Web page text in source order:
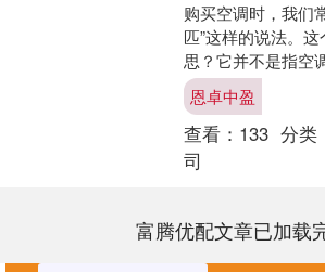
购买空调时，我们
匹”这样的说法。
思？它并不是指空
衡量空调制冷能力
单来说，匹数越....
恩卓中盈
查看： 133 分类
司
富腾优配文章已加载